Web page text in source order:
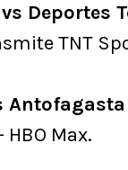
Deportes
TNT
Antofagasta
Max.